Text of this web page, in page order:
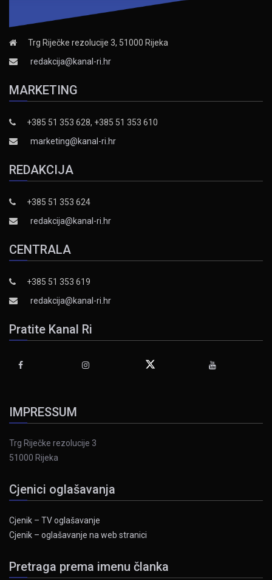
Trg Riječke rezolucije 3, 51000 Rijeka
redakcija@kanal-ri.hr
MARKETING
+385 51 353 628, +385 51 353 610
marketing@kanal-ri.hr
REDAKCIJA
+385 51 353 624
redakcija@kanal-ri.hr
CENTRALA
+385 51 353 619
redakcija@kanal-ri.hr
Pratite Kanal Ri
IMPRESSUM
Trg Riječke rezolucije 3
51000 Rijeka
Cjenici oglašavanja
Cjenik – TV oglašavanje
Cjenik – oglašavanje na web stranici
Pretraga prema imenu članka